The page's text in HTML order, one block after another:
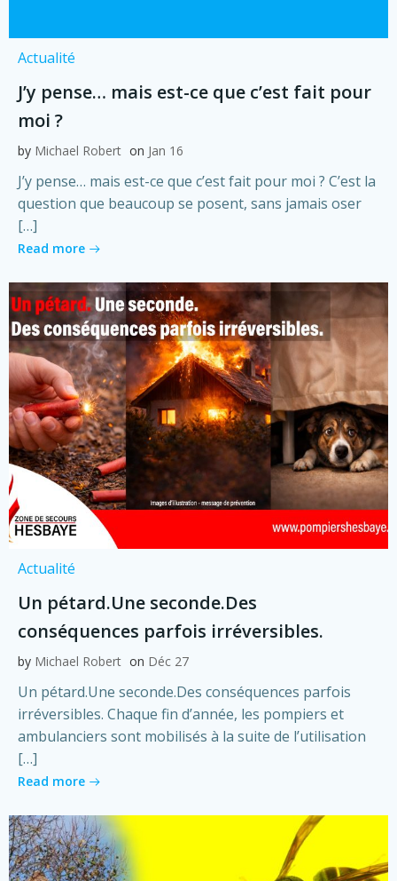
Actualité
J’y pense… mais est-ce que c’est fait pour
moi ?
by Michael Robert on Jan 16
J’y pense… mais est-ce que c’est fait pour moi ? C’est la
question que beaucoup se posent, sans jamais oser
[…]
Read more
Actualité
Un pétard.Une seconde.Des
conséquences parfois irréversibles.
by Michael Robert on Déc 27
Un pétard.Une seconde.Des conséquences parfois
irréversibles. Chaque fin d’année, les pompiers et
ambulanciers sont mobilisés à la suite de l’utilisation
[…]
Read more